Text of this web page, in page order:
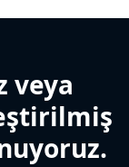
veya